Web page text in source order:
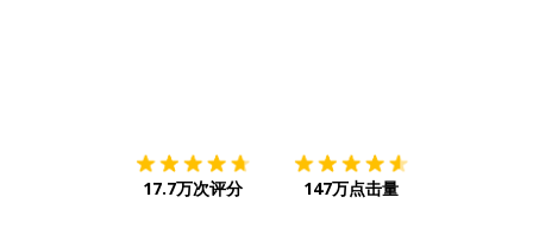
17.7万次评分 147万点击量